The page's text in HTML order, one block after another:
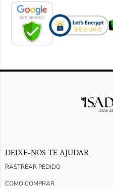
DEIXE-NOS TE AJUDAR
RASTREAR PEDIDO
COMO COMPRAR